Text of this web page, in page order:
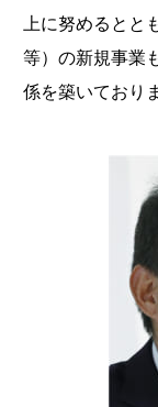
上に努めるとと
等）の新規事業
係を築いており